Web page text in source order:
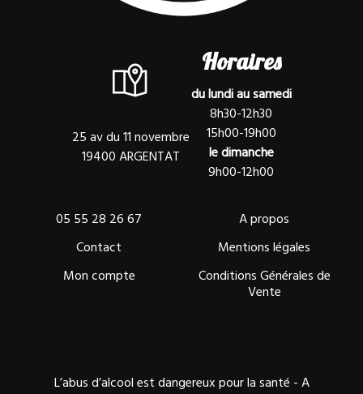
25 av du 11 novembre
19400 ARGENTAT
Horaires
du lundi au samedi
8h30-12h30
15h00-19h00
le dimanche
9h00-12h00
05 55 28 26 67
Contact
Mon compte
A propos
Mentions légales
Conditions Générales de
Vente
L’abus d’alcool est dangereux pour la santé - A